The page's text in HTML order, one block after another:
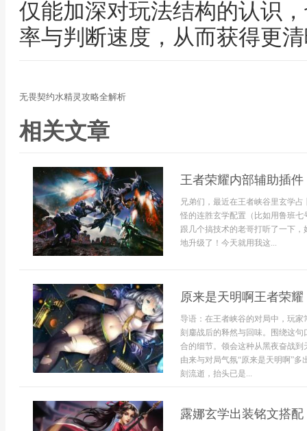
仅能加深对玩法结构的认识
率与判断速度，从而获得更
无畏契约水精灵攻略全解析
相关文章
王者荣耀内部辅助插
兄弟们，最近在王者峡谷里玄学
怪的连胜玄学配置（比如用鲁班
跟几个搞技术的老哥打听了一下
地升级了！今天就用我这...
原来是天明啊王者荣耀
导语：在王者峡谷的对局中，玩
刻鏖战后的释然与回味。围绕这
合的细节。领会这种从黑夜奋战
由来与对局气氛“原来是天明啊”
刻流逝，抬头已是...
露娜玄学出装铭文搭